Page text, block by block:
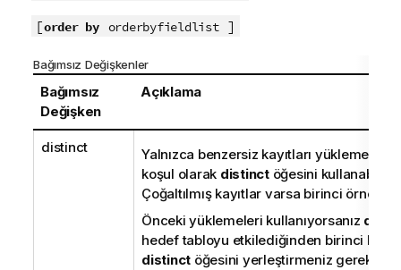
[order by orderbyfieldlist]
Bağımsız Değişkenler
Bağımsız
Değişken
Açıklama
distinct
Yalnızca benzersiz kayıtları yüklemek
koşul olarak distinctöğesini
Çoğaltılmış kayıtlar varsa birinci örnek
Önceki yüklemeleri kullanıyorsanız
hedef tabloyu etkilediğinden birinci load
distinct öğesini yerleştirmeniz gerekir.